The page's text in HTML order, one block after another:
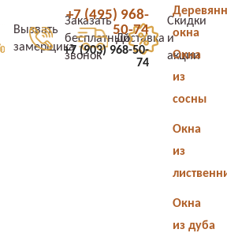
Вызвать
замерщика
Заказать
бесплатный
звонок
Доставка
Скидки
и
акции
+7 (495) 968-
50-74
+7 (903) 968-50-
74
окна
Окна
из
сосны
Окна
из
Окна
из дуба